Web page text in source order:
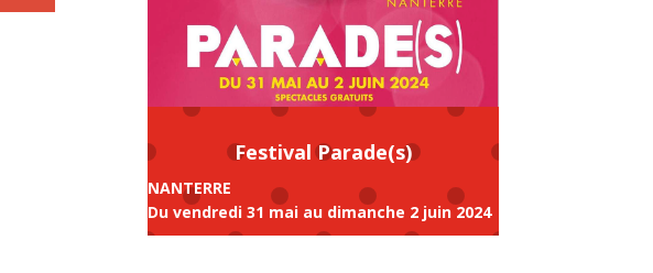
Festival Parade(s)
NANTERRE
Du vendredi 31 mai au dimanche 2 juin 2024